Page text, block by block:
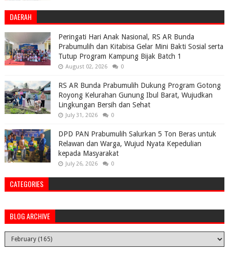
DAERAH
Peringati Hari Anak Nasional, RS AR Bunda
Prabumulih dan Kitabisa Gelar Mini Bakti Sosial serta
Tutup Program Kampung Bijak Batch 1
August 02, 2026 0
RS AR Bunda Prabumulih Dukung Program Gotong
Royong Kelurahan Gunung Ibul Barat, Wujudkan
Lingkungan Bersih dan Sehat
July 31, 2026 0
DPD PAN Prabumulih Salurkan 5 Ton Beras untuk
Relawan dan Warga, Wujud Nyata Kepedulian
kepada Masyarakat
July 26, 2026 0
CATEGORIES
BLOG ARCHIVE